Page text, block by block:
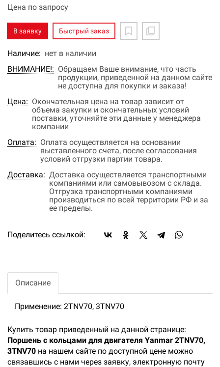
Цена по запросу
В заявку Быстрый заказ
Наличие: нет в наличии
ВНИМАНИЕ!: Обращаем Ваше внимание, что часть
продукции, приведенной на данном сайте
не доступна для покупки и заказа!
Цена: Окончательная цена на товар зависит от
объема закупки и окончательных условий
поставки, уточняйте эти данные у менеджера
компании
Оплата: Оплата осуществляется на основании
выставленного счета, после согласования
условий отгрузки партии товара.
Доставка: Доставка осуществляется транспортными
компаниями или самовывозом с склада.
Отгрузка транспортными компаниями
производиться по всей территории РФ и за
ее пределы.
Поделитесь ссылкой:
Описание
Применение: 2TNV70, 3TNV70
Купить товар приведенный на данной странице:
Поршень с кольцами для двигателя Yanmar 2TNV70,
3TNV70 на нашем сайте по доступной цене можно
связавшись с нами через заявку, электронную почту